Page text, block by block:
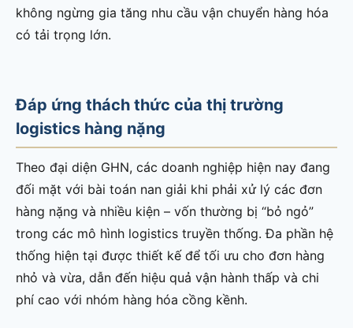
không ngừng gia tăng nhu cầu vận chuyển hàng hóa
có tải trọng lớn.
Đáp ứng thách thức của thị trường
logistics hàng nặng
Theo đại diện GHN, các doanh nghiệp hiện nay đang
đối mặt với bài toán nan giải khi phải xử lý các đơn
hàng nặng và nhiều kiện – vốn thường bị “bỏ ngỏ”
trong các mô hình logistics truyền thống. Đa phần hệ
thống hiện tại được thiết kế để tối ưu cho đơn hàng
nhỏ và vừa, dẫn đến hiệu quả vận hành thấp và chi
phí cao với nhóm hàng hóa cồng kềnh.